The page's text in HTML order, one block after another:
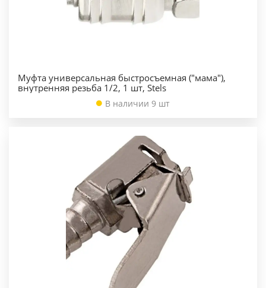
Муфта универсальная быстросъемная ("мама"),
внутренняя резьба 1/2, 1 шт, Stels
В наличии 9 шт